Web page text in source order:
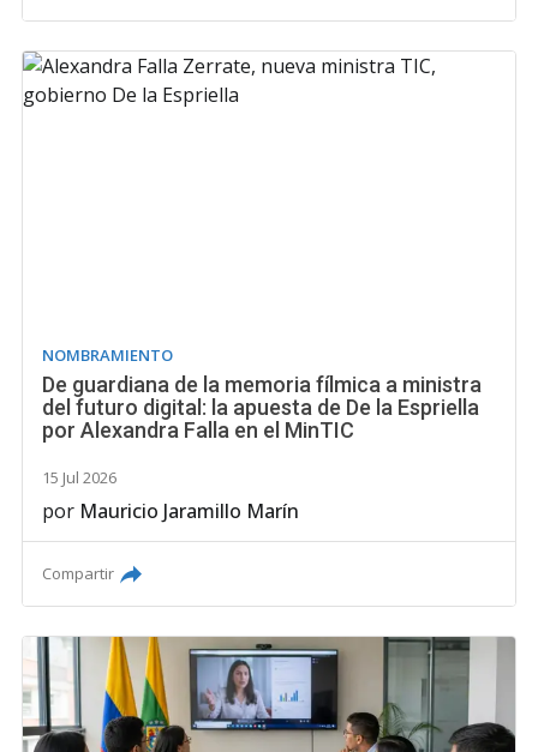
NOMBRAMIENTO
De guardiana de la memoria fílmica a ministra
del futuro digital: la apuesta de De la Espriella
por Alexandra Falla en el MinTIC
15 Jul 2026
por Mauricio Jaramillo Marín
Compartir